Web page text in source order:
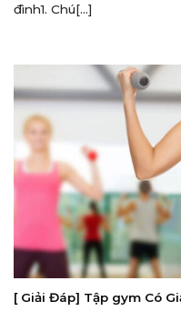
đình1. Chú[...]
[ Giải Đáp] Tập gym Có